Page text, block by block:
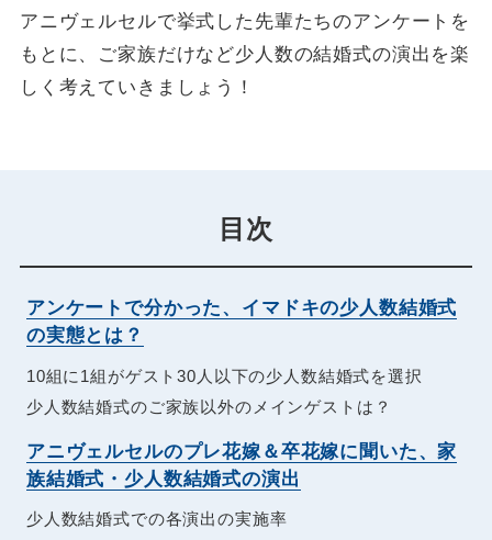
アニヴェルセルで挙式した先輩たちのアンケートを
もとに、ご家族だけなど少人数の結婚式の演出を楽
しく考えていきましょう！
目次
アンケートで分かった、イマドキの少人数結婚式
の実態とは？
10組に1組がゲスト30人以下の少人数結婚式を選択
少人数結婚式のご家族以外のメインゲストは？
アニヴェルセルのプレ花嫁＆卒花嫁に聞いた、家
族結婚式・少人数結婚式の演出
少人数結婚式での各演出の実施率